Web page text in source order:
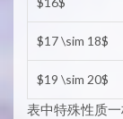
$17 \sim 18$
$19 \sim 20$
表中特殊性质